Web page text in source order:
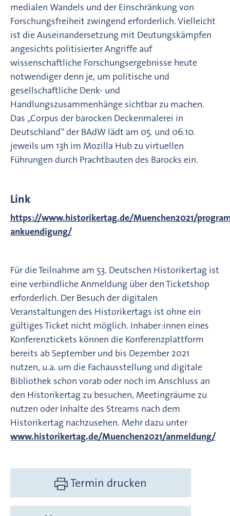
medialen Wandels und der Einschränkung von
Forschungsfreiheit zwingend erforderlich. Vielleicht
ist die Auseinandersetzung mit Deutungskämpfen
angesichts politisierter Angriffe auf
wissenschaftliche Forschungsergebnisse heute
notwendiger denn je, um politische und
gesellschaftliche Denk- und
Handlungszusammenhänge sichtbar zu machen.
Das „Corpus der barocken Deckenmalerei in
Deutschland“ der BAdW lädt am 05. und 06.10.
jeweils um 13h im Mozilla Hub zu virtuellen
Führungen durch Prachtbauten des Barocks ein.
Link
https://www.historikertag.de/Muenchen2021/
ankuendigung/
Für die Teilnahme am 53. Deutschen Historikertag ist
eine verbindliche Anmeldung über den Ticketshop
erforderlich. Der Besuch der digitalen
Veranstaltungen des Historikertags ist ohne ein
gültiges Ticket nicht möglich. Inhaber:innen eines
Konferenztickets können die Konferenzplattform
bereits ab September und bis Dezember 2021
nutzen, u.a. um die Fachausstellung und digitale
Bibliothek schon vorab oder noch im Anschluss an
den Historikertag zu besuchen, Meetingräume zu
nutzen oder Inhalte des Streams nach dem
Historikertag nachzusehen. Mehr dazu unter
www.historikertag.de/Muenchen2021/anmeldung/
Termin drucken